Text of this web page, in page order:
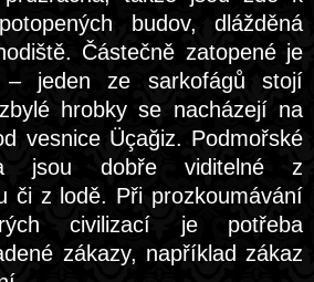
budov, dlážděná
Částečně zatopené je
– jeden ze sarkofágů stojí
hrobky se nacházejí na
vesnice Üçağiz. Podmořské
jsou dobře viditelné z
či z lodě. Při prozkoumávání
civilizací je potřeba
zákazy, například zákaz